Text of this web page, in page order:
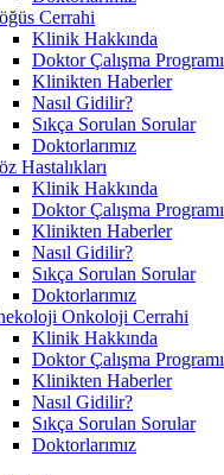
Cerrahi
Klinik Hakkında
Doktor Çalışma Programı
Klinikten Haberler
Nasıl Gidilir?
Sıkça Sorulan Sorular
Doktorlarımız
Hastalıkları
Klinik Hakkında
Doktor Çalışma Programı
Klinikten Haberler
Nasıl Gidilir?
Sıkça Sorulan Sorular
Doktorlarımız
Onkoloji Cerrahi
Klinik Hakkında
Doktor Çalışma Programı
Klinikten Haberler
Nasıl Gidilir?
Sıkça Sorulan Sorular
Doktorlarımız